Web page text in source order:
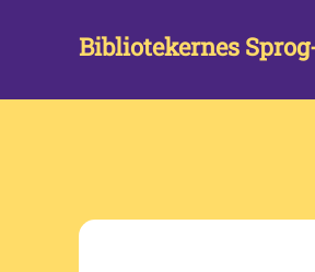
Bibliotekernes